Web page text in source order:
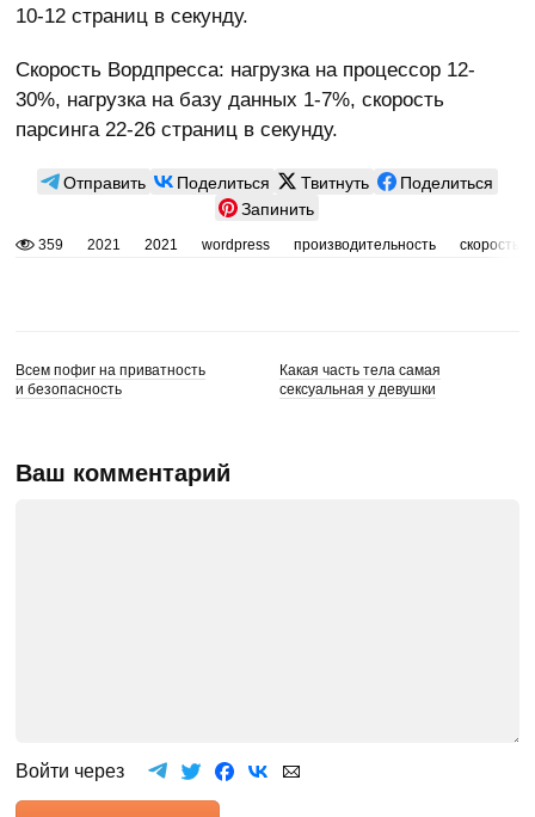
10-12 страниц в секунду.
Скорость Вордпресса: нагрузка на процессор 12-
30%, нагрузка на базу данных 1-7%, скорость
парсинга 22-26 страниц в секунду.
Отправить Поделиться Твитнуть
Поделиться
Запинить
359 2021 2021 wordpress производительность скорость
Всем пофиг на приватность
и безопасность
Какая часть тела самая
сексуальная у девушки
Ваш комментарий
Войти через